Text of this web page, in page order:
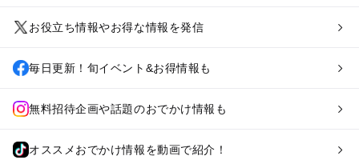
お役立ち情報やお得な情報を発信
毎日更新！旬イベント&お得情報も
無料招待企画や話題のおでかけ情報も
オススメおでかけ情報を動画で紹介！